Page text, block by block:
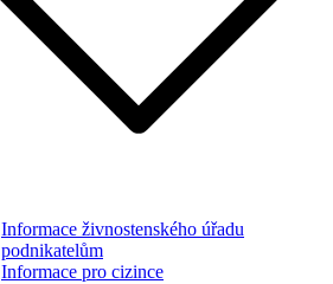
Informace živnostenského úřadu
podnikatelům
Informace pro cizince